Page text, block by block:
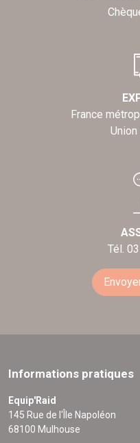
France
Union
Tél.
Informations pratiques
Equip'Raid
145 Rue de l'Île Napoléon
68100 Mulhouse